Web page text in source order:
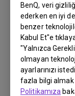
BenQ, veri
ederken en iyi
benzer
Kabul Et"e
"Yalnızca
olmayan
ayarlarınızı
fazla bilgi
Politikamıza
Kullanıcı El Kitabı
Kullanım
Güncelleme: